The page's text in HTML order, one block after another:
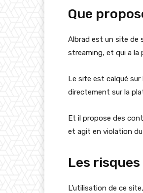
Que
Albrad est un site de
streaming, et qui a la
Le site est calqué
directement sur la
Et il propose des
et agit en violation
Les
L’utilisation de ce